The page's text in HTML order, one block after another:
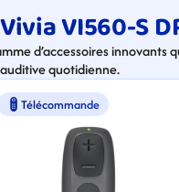
VI560-S
d’accessoires innovants
quotidienne.
Télécommande